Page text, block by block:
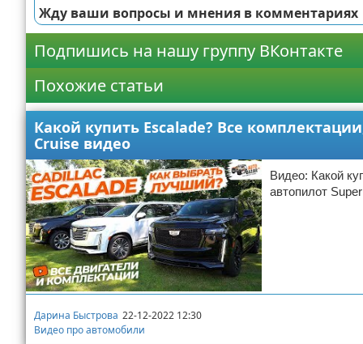
Жду ваши вопросы и мнения в комментариях
Подпишись на нашу группу ВКонтакте
Похожие статьи
Какой купить Escalade? Все
Cruise видео
Видео: Какой
автопилот
Дарина Быстрова 22-12-2022 12:30
Видео про автомобили